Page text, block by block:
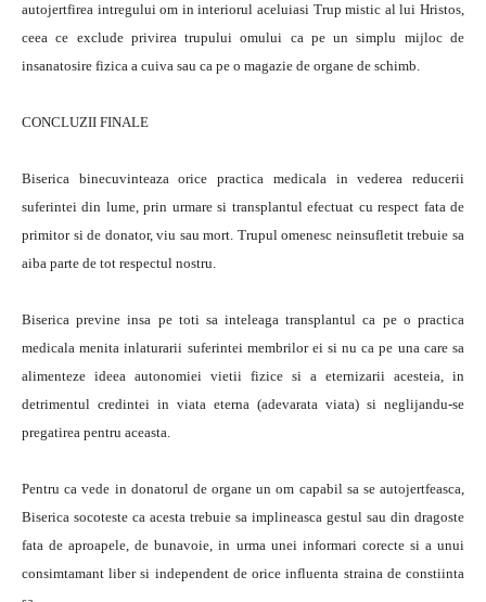
autojertfirea intregului om in interiorul aceluiasi Trup mistic al lui Hristos,
ceea ce exclude privirea trupului omului ca pe un simplu mijloc de
insanatosire fizica a cuiva sau ca pe o magazie de organe de schimb.
CONCLUZII FINALE
Biserica binecuvinteaza orice practica medicala in vederea reducerii
suferintei din lume, prin urmare si transplantul efectuat cu respect fata de
primitor si de donator, viu sau mort. Trupul omenesc neinsufletit trebuie sa
aiba parte de tot respectul nostru.
Biserica previne insa pe toti sa inteleaga transplantul ca pe o practica
medicala menita inlaturarii suferintei membrilor ei si nu ca pe una care sa
alimenteze ideea autonomiei vietii fizice si a eternizarii acesteia, in
detrimentul credintei in viata eterna (adevarata viata) si neglijandu-se
pregatirea pentru aceasta.
Pentru ca vede in donatorul de organe un om capabil sa se autojertfeasca,
Biserica socoteste ca acesta trebuie sa implineasca gestul sau din dragoste
fata de aproapele, de bunavoie, in urma unei informari corecte si a unui
consimtamant liber si independent de orice influenta straina de constiinta